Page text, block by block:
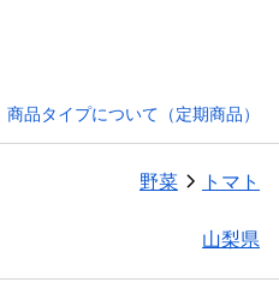
商品タイプについて（定期商品）
野菜 トマト
山梨県